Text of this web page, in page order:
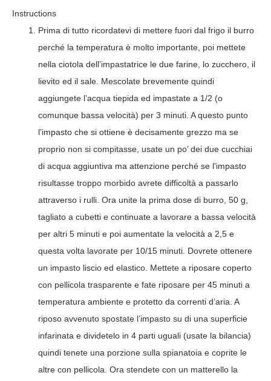
Instructions
Prima di tutto ricordatevi di mettere fuori dal frigo il burro
perché la temperatura è molto importante, poi mettete
nella ciotola dell’impastatrice le due farine, lo zucchero, il
lievito ed il sale. Mescolate brevemente quindi
aggiungete l’acqua tiepida ed impastate a 1/2 (o
comunque bassa velocità) per 3 minuti. A questo punto
l’impasto che si ottiene è decisamente grezzo ma se
proprio non si compitasse, usate un po’ dei due cucchiai
di acqua aggiuntiva ma attenzione perché se l’impasto
risultasse troppo morbido avrete difficoltà a passarlo
attraverso i rulli. Ora unite la prima dose di burro, 50 g,
tagliato a cubetti e continuate a lavorare a bassa velocità
per altri 5 minuti e poi aumentate la velocità a 2,5 e
questa volta lavorate per 10/15 minuti. Dovrete ottenere
un impasto liscio ed elastico. Mettete a riposare coperto
con pellicola trasparente e fate riposare per 45 minuti a
temperatura ambiente e protetto da correnti d’aria. A
riposo avvenuto spostate l’impasto su di una superficie
infarinata e dividetelo in 4 parti uguali (usate la bilancia)
quindi tenete una porzione sulla spianatoia e coprite le
altre con pellicola. Ora stendete con un matterello la